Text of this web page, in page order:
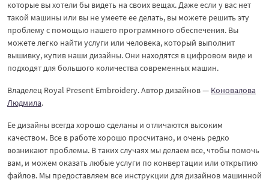
которые вы хотели бы видеть на своих вещах. Даже если у вас нет
такой машины или вы не умеете ее делать, вы можете решить эту
проблему с помощью нашего программного обеспечения. Вы
можете легко найти услуги или человека, который выполнит
вышивку, купив наши дизайны. Они находятся в цифровом виде и
подходят для большого количества современных машин.
Владелец Royal Present Embroidery. Автор дизайнов — Коновалова
Людмила.
Ее дизайны всегда хорошо сделаны и отличаются высоким
качеством. Все в работе хорошо просчитано, и очень редко
возникают проблемы. В таких случаях мы делаем все, чтобы помочь
вам, и можем оказать любые услуги по конвертации или открытию
файлов. Мы предоставляем все инструкции для дизайнов машинной